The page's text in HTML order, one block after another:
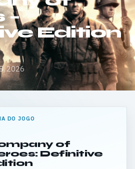
–
Edition
2026
DO JOGO
of
Definitive